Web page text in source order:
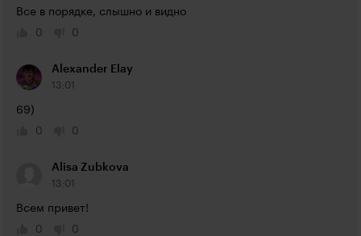
Все в порядке, слышно и видно
0
0
Alexander Elay
13:01
69)
0
0
Alisa Zubkova
13:01
Всем привет!
0
0